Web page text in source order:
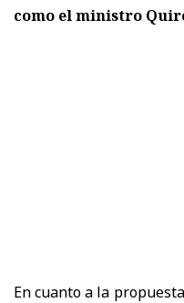
como el ministro
En cuanto a la